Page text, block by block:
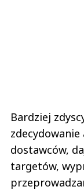
Bardziej
dostawców,
targetów,